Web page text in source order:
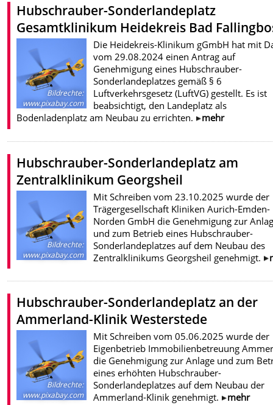
Hubschrauber-Sonderlandeplatz
Gesamtklinikum Heidekreis Bad
Bildrechte:
www.pixabay.com
Die Heidekreis-Klinikum gGmbH hat mit
vom 29.08.2024 einen Antrag auf
Genehmigung eines Hubschrauber-
Sonderlandeplatzes gemäß § 6
Luftverkehrsgesetz (LuftVG) gestellt. Es ist
beabsichtigt, den Landeplatz als
Bodenladenplatz am Neubau zu errichten.
mehr
Hubschrauber-Sonderlandeplatz am
Zentralklinikum Georgsheil
Bildrechte:
www.pixabay.com
Mit Schreiben vom 23.10.2025 wurde der
Trägergesellschaft Kliniken Aurich-Emden-
Norden GmbH die Genehmigung zur
und zum Betrieb eines Hubschrauber-
Sonderlandeplatzes auf dem Neubau des
Zentralklinikums Georgsheil genehmigt.
Hubschrauber-Sonderlandeplatz an der
Ammerland-Klinik Westerstede
Bildrechte:
www.pixabay.com
Mit Schreiben vom 05.06.2025 wurde der
Eigenbetrieb Immobilienbetreuung
die Genehmigung zur Anlage und zum
eines erhöhten Hubschrauber-
Sonderlandeplatzes auf dem Neubau der
Ammerland-Klinik genehmigt.
mehr